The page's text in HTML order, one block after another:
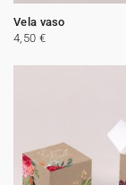
Vela vaso
4,50 €